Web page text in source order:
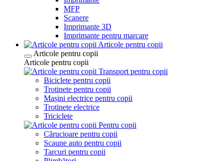
MFP
Scanere
Imprimante 3D
Imprimante pentru marcare
Articole pentru copii
Articole pentru copii
Articole pentru copii
Transport pentru copii
Biciclete pentru copii
Trotinete pentru copii
Mașini electrice pentru copii
Trotinete electrice
Triciclete
Pentru copii
Cărucioare pentru copii
Scaune auto pentru copii
Tarcuri pentru copii